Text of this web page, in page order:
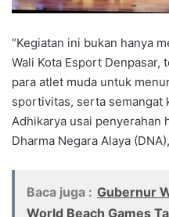
“Kegiatan ini bukan hanya
Wali Kota Esport Denpasar,
para atlet muda untuk
sportivitas, serta semangat
Adhikarya usai penyerahan
Dharma Negara Alaya
Baca juga : Gubernur
World Beach Games